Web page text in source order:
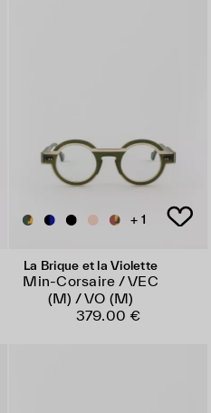
+ 1
La Brique et la Violette
Min-Corsaire / VEC
(M) / VO (M)
379.00 €